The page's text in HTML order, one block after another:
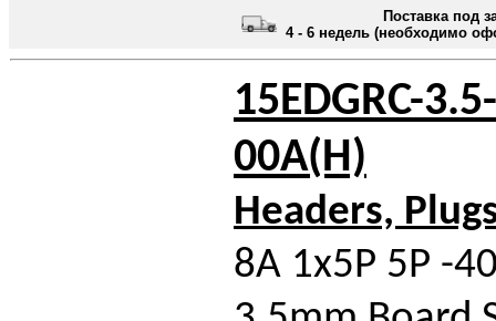
Поставка под
4 - 6 недель (необходимо
15EDGRC-
00A(H)
Headers,
8A 1x5P 5P -